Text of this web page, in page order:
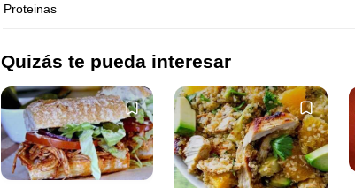
Proteinas
Quizás te pueda interesar